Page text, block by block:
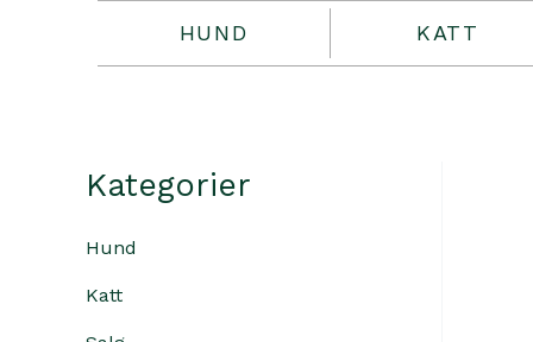
HUND KATT
Kategorier
Hund
Katt